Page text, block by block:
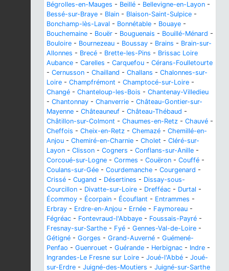
Bégrolles-en-Mauges - Beillé - Bellevigne-en-Layon -
Bessé-sur-Braye - Blain - Blaison-Saint-Sulpice -
Bonchamp-lès-Laval - Bonnétable - Bouaye -
Bouchemaine - Bouër - Bouguenais - Bouillé-Ménard -
Bouloire - Bournezeau - Boussay - Brains - Brain-sur-
Allonnes - Brecé - Brette-les-Pins - Brissac Loire
Aubance - Carelles - Carquefou - Cérans-Foulletourte
- Cernusson - Chailland - Challans - Chalonnes-sur-
Loire - Champfrémont - Champtocé-sur-Loire -
Changé - Chanteloup-les-Bois - Chantenay-Villedieu
- Chantonnay - Chanverrie - Château-Gontier-sur-
Mayenne - Châteauneuf - Château-Thébaud -
Châtillon-sur-Colmont - Chaumes-en-Retz - Chauvé -
Cheffois - Cheix-en-Retz - Chemazé - Chemillé-en-
Anjou - Chemiré-en-Charnie - Cholet - Cléré-sur-
Layon - Clisson - Cogners - Conflans-sur-Anille -
Corcoué-sur-Logne - Cormes - Couëron - Couffé -
Coulans-sur-Gée - Courdemanche - Courgenard -
Crissé - Cugand - Désertines - Dissay-sous-
Courcillon - Divatte-sur-Loire - Drefféac - Durtal -
Écommoy - Écorpain - Écouflant - Entrammes -
Erbray - Erdre-en-Anjou - Ernée - Faymoreau -
Fégréac - Fontevraud-l'Abbaye - Foussais-Payré -
Fresnay-sur-Sarthe - Fyé - Gennes-Val-de-Loire -
Gétigné - Gorges - Grand-Auverné - Guémené-
Penfao - Guenrouet - Guérande - Herbignac - Indre -
Ingrandes-Le Fresne sur Loire - Joué-l'Abbé - Joué-
sur-Erdre - Juigné-des-Moutiers - Juigné-sur-Sarthe